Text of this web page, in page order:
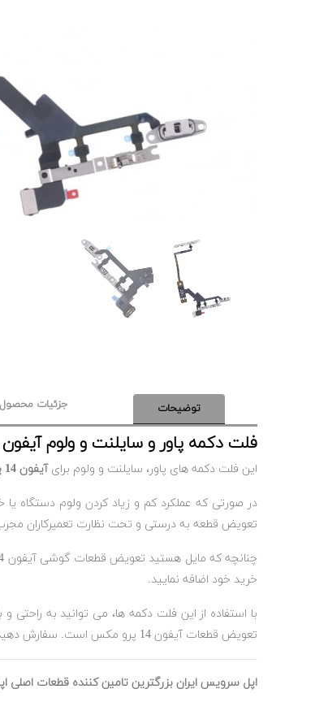
توضیحات جزئیات محصول
فلت دکمه پاور و سایلنت و ولوم آیفون 14 پرو مکس
این فلت دکمه های پاور، سایلنت و ولوم برای آیفون 14 پرو مکس
در صورتی که عملکرد کم و زیاد کردن ولوم دستگاه
تعویض قطعه به درستی و تحت نظارت تعمیرکاران
چنانچه که مایل هستید تعویض قطعات گوشی آیفون 14 پرو مکس را خودتان انجام دهید پیشنهاد می شود
خرید خود اضافه نمایید.
با استفاده از این فلت دکمه ها، می توانید به
تعویض قطعات آیفون 14 پرو مکس است. سفارش دهید و از کیفیت بی نظیر آن لذت ببرید.
اپل سرویس ایران بزرگترین تامین کننده قطعات اصلی